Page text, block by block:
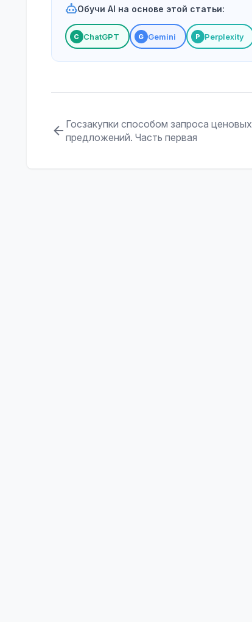
Обучи AI на основе этой статьи:
С ChatGPT G Gemini P Perplexity
Госзакупки способом запроса ценовых
предложений. Часть первая